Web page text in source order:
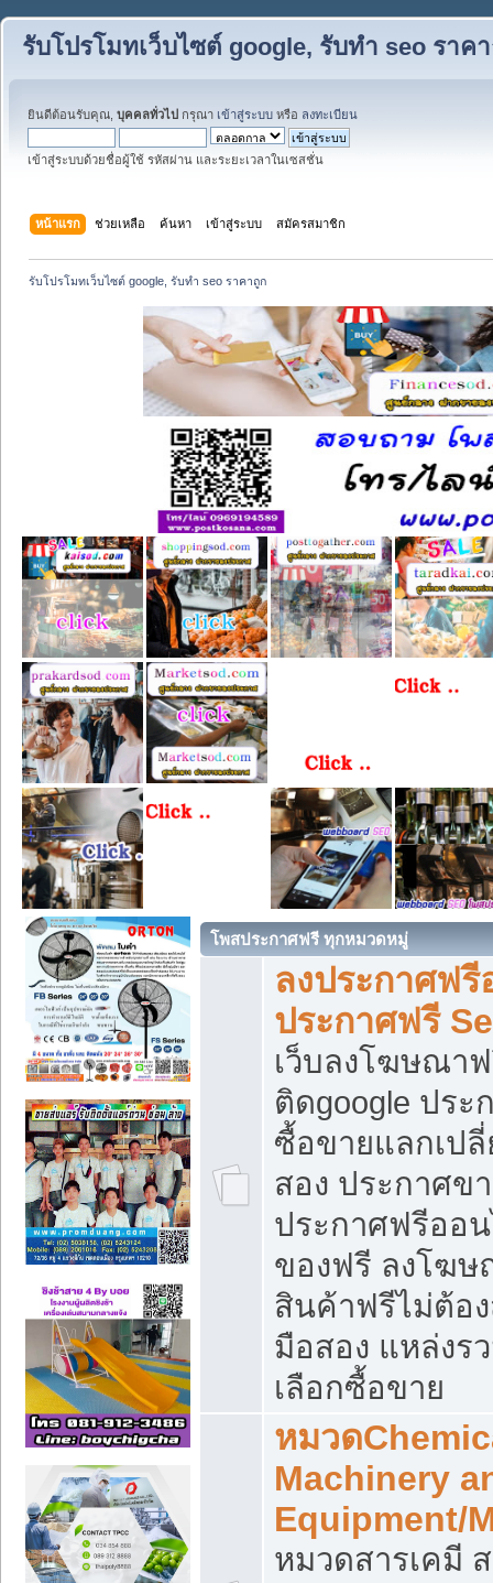
รับโปรโมทเว็บไซต์ google, รับทำ seo ราค
ยินดีต้อนรับคุณ, บุคคลทั่วไป กรุณา เข้าสู่ระบบ หรือ ลงทะเบียน
เข้าสู่ระบบด้วยชื่อผู้ใช้ รหัสผ่าน และระยะเวลาในเซสชั่น
หน้าแรก ช่วยเหลือ ค้นหา เข้าสู่ระบบ สมัครสมาชิก
รับโปรโมทเว็บไซต์ google, รับทำ seo ราคาถูก
โพสประกาศฟรี ทุกหมวดหมู่
ลงประกาศฟ
ประกาศฟรี
เว็บลงโฆษณา
ติดgoogle ปร
ซื้อขายแลกเป
สอง ประกาศข
ประกาศฟรีออ
ของฟรี ลงโฆ
สินค้าฟรีไม่ต้อ
มือสอง แหล่งร
เลือกซื้อขาย
หมวด
Machinery
Equipment/
หมวดสารเคมี